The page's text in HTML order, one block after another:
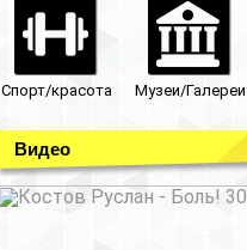
Спорт/красота Музеи/Галереи
Видео